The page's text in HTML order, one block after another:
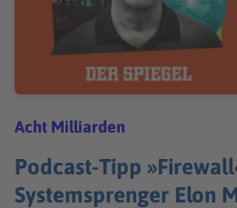
Acht Milliarden
Podcast-Tipp
Systemsprenger Elon